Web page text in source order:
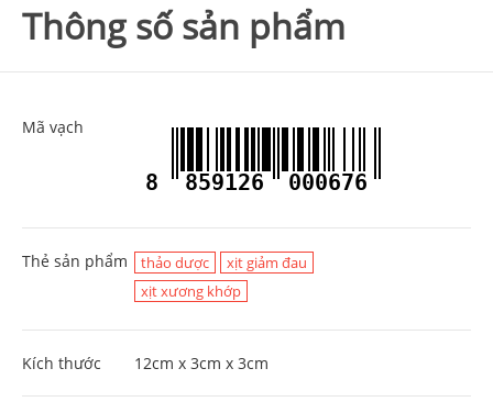
Thông số sản phẩm
Mã vạch
8 859126 000676
Thẻ sản phẩm thảo dược
xịt giảm đau
xịt xương khớp
Kích thước 12cm x 3cm x 3cm